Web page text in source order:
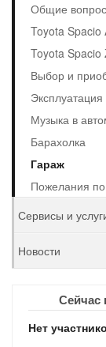
Общие
Toyota Spacio
Toyota Spacio
Выбор и
Музыка в
Барахолка
Гараж
Пожелания по
Сервисы и
Новости
Сейчас
Нет